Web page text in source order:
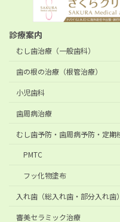
診療案内
むし歯治療（一般歯科）
歯の根の治療（根管治療）
小児歯科
歯周病治療
むし歯予防・歯周病予防・定期
PMTC
フッ化物塗布
入れ歯（総入れ歯・部分入れ歯）
審美セラミック治療